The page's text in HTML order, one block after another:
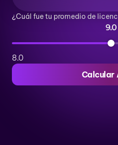
¿Cuál fue tu promedio de
9.0
8.0
Calcular